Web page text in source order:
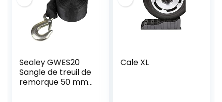
Sealey GWES20
Sangle de treuil de
remorque 50 mm
Cale XL